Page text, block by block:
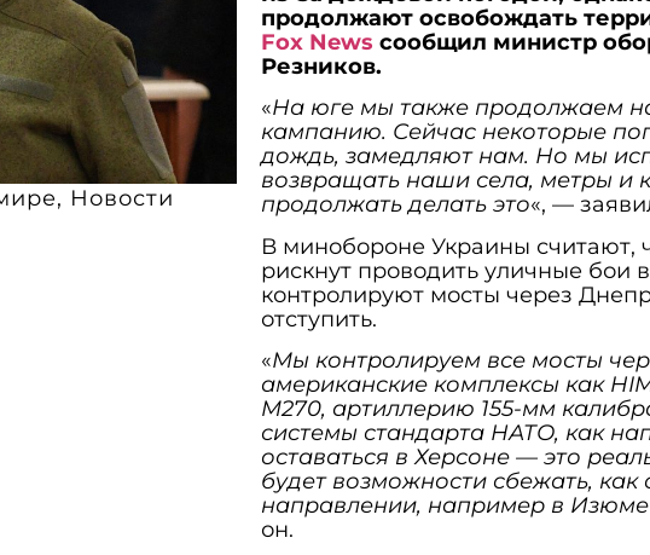
, Новости
продолжают освобождать
Fox News сообщил министр
Резников.
«На юге мы также продолжаем
кампанию. Сейчас некоторые
дождь, замедляют нам. Но мы
возвращать наши села, метры и
продолжать делать это«, —
В минобороне Украины считают,
рискнут проводить уличные бои
контролируют мосты через
отступить.
«Мы контролируем все мосты
американские комплексы как
M270, артиллерию 155-мм
системы стандарта НАТО, как
оставаться в Херсоне — это
будет возможности сбежать,
направлении, например в Изюме
он.